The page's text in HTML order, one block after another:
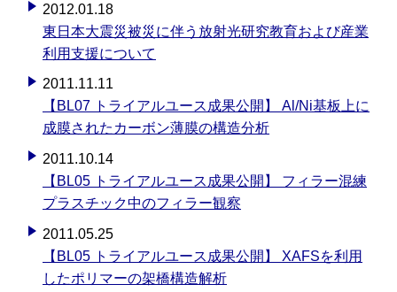
2012.01.18
東日本大震災被災に伴う放射光研究教育および産業
利用支援について
2011.11.11
【BL07 トライアルユース成果公開】 Al/Ni基板上に
成膜されたカーボン薄膜の構造分析
2011.10.14
【BL05 トライアルユース成果公開】 フィラー混練
プラスチック中のフィラー観察
2011.05.25
【BL05 トライアルユース成果公開】 XAFSを利用
したポリマーの架橋構造解析